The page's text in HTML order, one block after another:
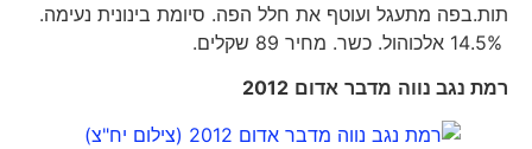
תות.בפה מתעגל ועוטף את חלל הפה. סיומת בינונית נעימה.
רמת נגב נווה מדבר אדום 2012